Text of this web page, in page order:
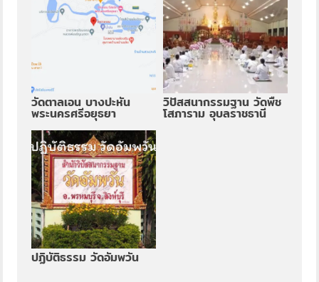
วัดตาลเอน บางปะหัน
พระนครศรีอยุธยา
วิปัสสนากรรมฐาน วัดพืช
โสภาราม อุบลราชธานี
ปฏิบัติธรรม วัดอัมพวัน